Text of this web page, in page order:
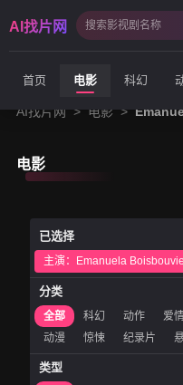
AI找片网
首页 电影 科幻
AI找片网 > 电影 >
电影
已选择
主演：Emanuela
分类
全部 科幻 动作 爱
动漫
惊悚 纪录片
类型